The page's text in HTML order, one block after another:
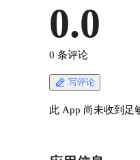
0.0
0 条评论
写评论
此 App 尚未收到足